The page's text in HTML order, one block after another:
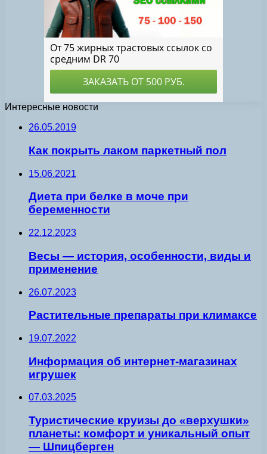
Интересные новости
26.05.2019
Как покрыть лаком паркетный пол
15.06.2021
Диета при белке в моче при
беременности
22.12.2023
Весы — история, особенности, виды и
применение
26.07.2023
Растительные препараты при климаксе
19.07.2022
Информация об интернет-магазинах
игрушек
07.03.2025
Туристические круизы до «верхушки»
планеты: комфорт и уникальный опыт
— Шпицберген